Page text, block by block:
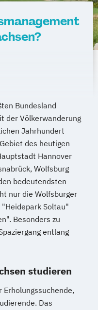
Bundesland
der Völkerwanderung
Jahrhundert
des heutigen
Hannover
Wolfsburg
bedeutendsten
nur die Wolfsburger
Soltau"
Besonders zu
entlang
studieren
Das